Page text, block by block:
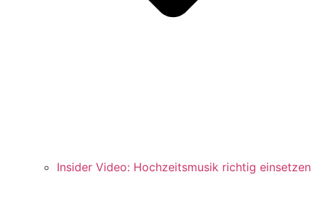
Insider Video: Hochzeitsmusik richtig einsetzen